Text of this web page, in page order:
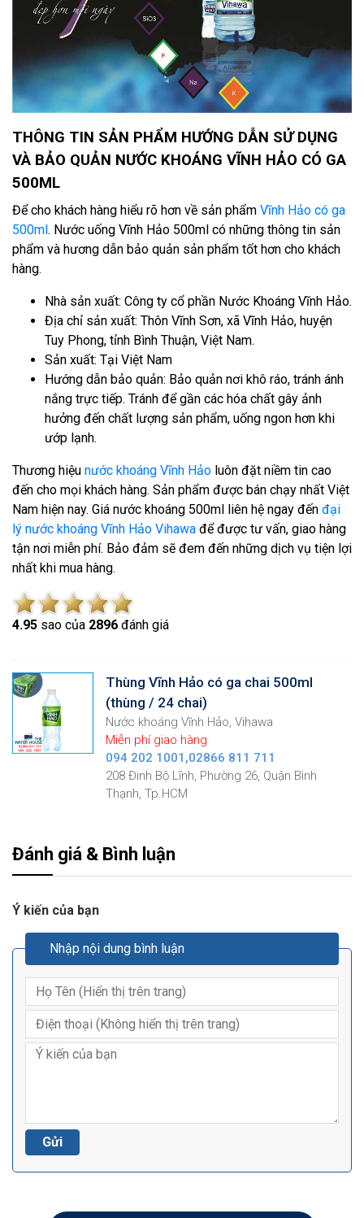
THÔNG TIN SẢN PHẨM HƯỚNG DẪN SỬ DỤNG
VÀ BẢO QUẢN NƯỚC KHOÁNG VĨNH HẢO CÓ GA
500ML
Để cho khách hàng hiểu rõ hơn về sản phẩm Vĩnh Hảo có ga
500ml. Nước uống Vĩnh Hảo 500ml có những thông tin sản
phẩm và hương dẫn bảo quản sản phẩm tốt hơn cho khách
hàng.
Nhà sản xuất: Công ty cổ phần Nước Khoáng Vĩnh Hảo.
Địa chỉ sản xuất: Thôn Vĩnh Sơn, xã Vĩnh Hảo, huyện
Tuy Phong, tỉnh Bình Thuận, Việt Nam.
Sản xuất: Tại Việt Nam
Hướng dẫn bảo quản: Bảo quản nơi khô ráo, tránh ánh
nắng trực tiếp. Tránh để gần các hóa chất gây ảnh
hưởng đến chất lượng sản phẩm, uống ngon hơn khi
ướp lạnh.
Thương hiệu nước khoáng Vĩnh Hảo luôn đặt niềm tin cao
đến cho mọi khách hàng. Sản phẩm được bán chạy nhất Việt
Nam hiện nay. Giá nước khoáng 500ml liên hệ ngay đến đại
lý nước khoáng Vĩnh Hảo Vihawa để được tư vấn, giao hàng
tận nơi miễn phí. Bảo đảm sẽ đem đến những dịch vụ tiện lợi
nhất khi mua hàng.
4.95 sao của 2896 đánh giá
Thùng Vĩnh Hảo có ga chai 500ml
(thùng / 24 chai)
Nước khoáng Vĩnh Hảo, Vihawa
Miễn phí giao hàng
094 202 1001,02866 811 711
208 Đinh Bộ Lĩnh, Phường 26, Quận Bình
Thạnh, Tp.HCM
Đánh giá & Bình luận
Ý kiến của bạn
Nhập nội dung bình luận